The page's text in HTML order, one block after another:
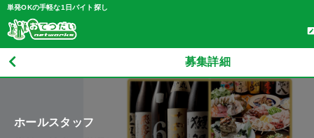
単発OKの手軽な1日バイト探し
募集詳細
ホールスタッフ